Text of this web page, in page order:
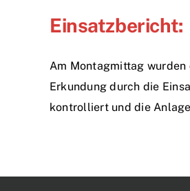
Einsatzbericht:
Am Montagmittag
Erkundung durch die
kontrolliert und die